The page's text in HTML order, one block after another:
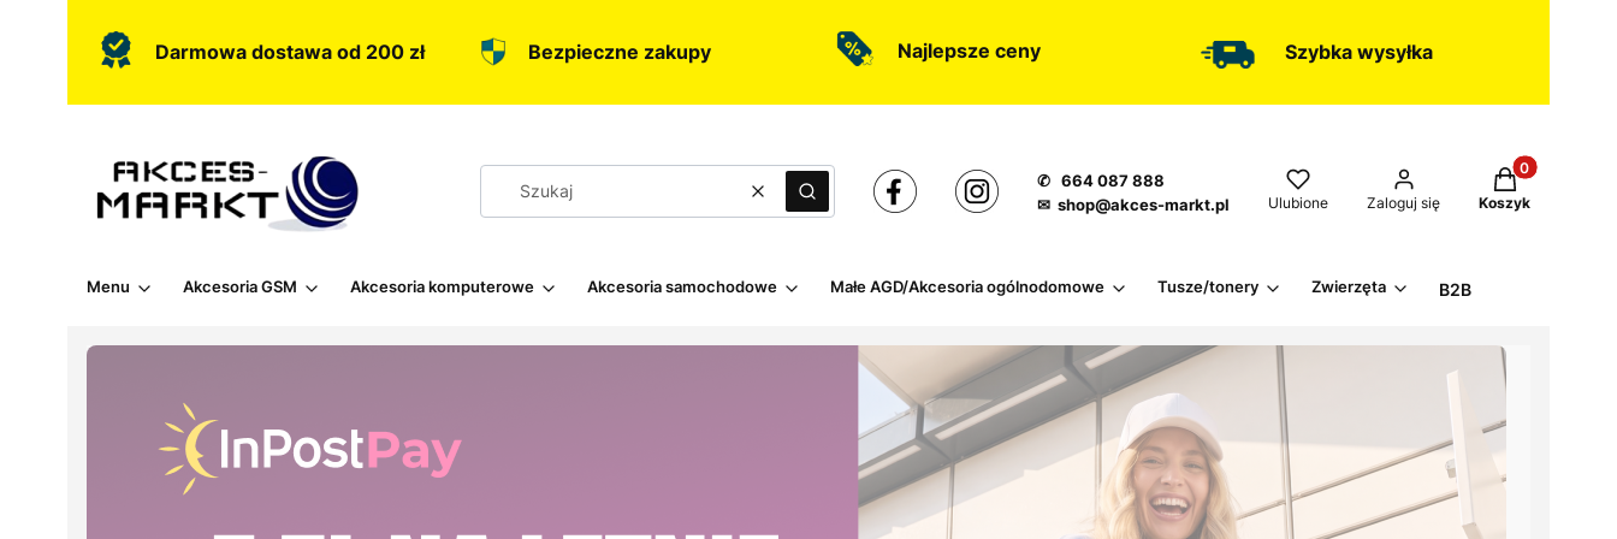
Darmowa dostawa od 200 zł Bezpieczne zakupy Najlepsze ceny Szybka wysyłka
WyczyśćSzukaj
✆ 664 087 888
✉ shop@akces-markt.pl
Ulubione Zaloguj się
Produkty w
Koszyk
Menu Akcesoria GSM Akcesoria komputerowe Akcesoria samochodowe Małe AGD/Akcesoria ogólnodomowe Tusze/tonery Zwierzęta B2B